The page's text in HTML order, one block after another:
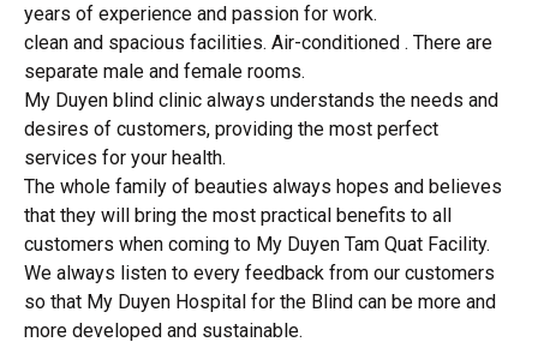
years of experience and passion for work.
clean and spacious facilities. Air-conditioned . There are
separate male and female rooms.
My Duyen blind clinic always understands the needs and
desires of customers, providing the most perfect
services for your health.
The whole family of beauties always hopes and believes
that they will bring the most practical benefits to all
customers when coming to My Duyen Tam Quat Facility.
We always listen to every feedback from our customers
so that My Duyen Hospital for the Blind can be more and
more developed and sustainable.